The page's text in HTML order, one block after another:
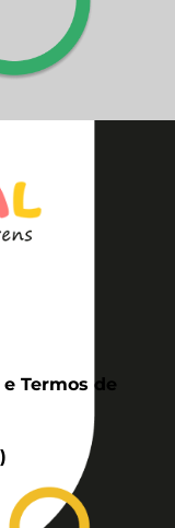
Termos de